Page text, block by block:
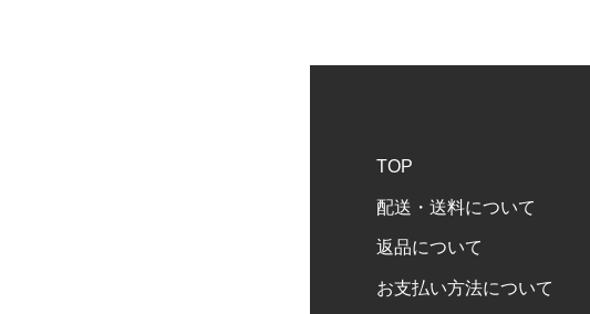
TOP
配送・送料について
返品について
お支払い方法について